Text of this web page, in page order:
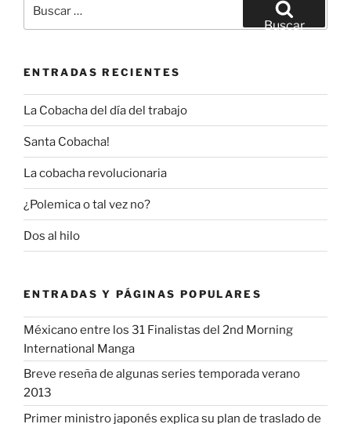
por:
Buscar
ENTRADAS RECIENTES
La Cobacha del día del trabajo
Santa Cobacha!
La cobacha revolucionaria
¿Polemica o tal vez no?
Dos al hilo
ENTRADAS Y PÁGINAS POPULARES
Méxicano entre los 31 Finalistas del 2nd Morning
International Manga
Breve reseña de algunas series temporada verano
2013
Primer ministro japonés explica su plan de traslado de